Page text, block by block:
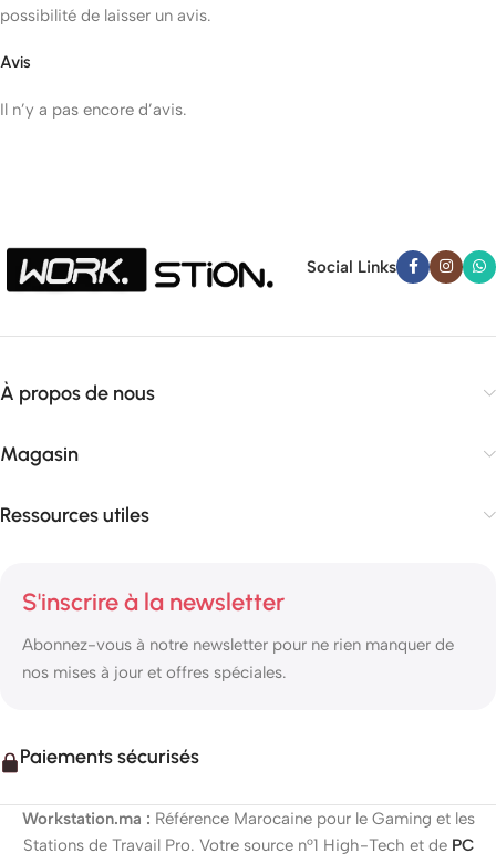
Avis
Il n’y a pas encore d’avis.
possibilité de laisser un avis.
Social Links
À propos de nous
Magasin
Ressources utiles
S'inscrire à la newsletter
Abonnez-vous à notre newsletter pour ne rien manquer de
nos mises à jour et offres spéciales.
Paiements sécurisés
Workstation.ma : Référence Marocaine pour le Gaming et les
Stations de Travail Pro. Votre source n°1 High-Tech et de PC